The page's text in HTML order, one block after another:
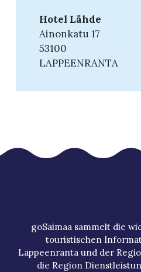
Hotel Lähde
Ainonkatu 17
53100
LAPPEENRANTA
goSaimaa sammelt die
touristischen
Lappeenranta und der
die Region